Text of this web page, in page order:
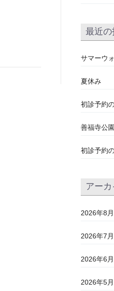
最近の
サマーウ
夏休み
初診予約
善福寺公
初診予約
アー
2026年8月
2026年7月
2026年6月
2026年5月